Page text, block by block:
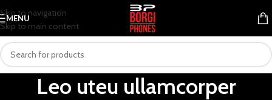
Skip to navigation
Skip to main content
MENU
Leo uteu ullamcorper